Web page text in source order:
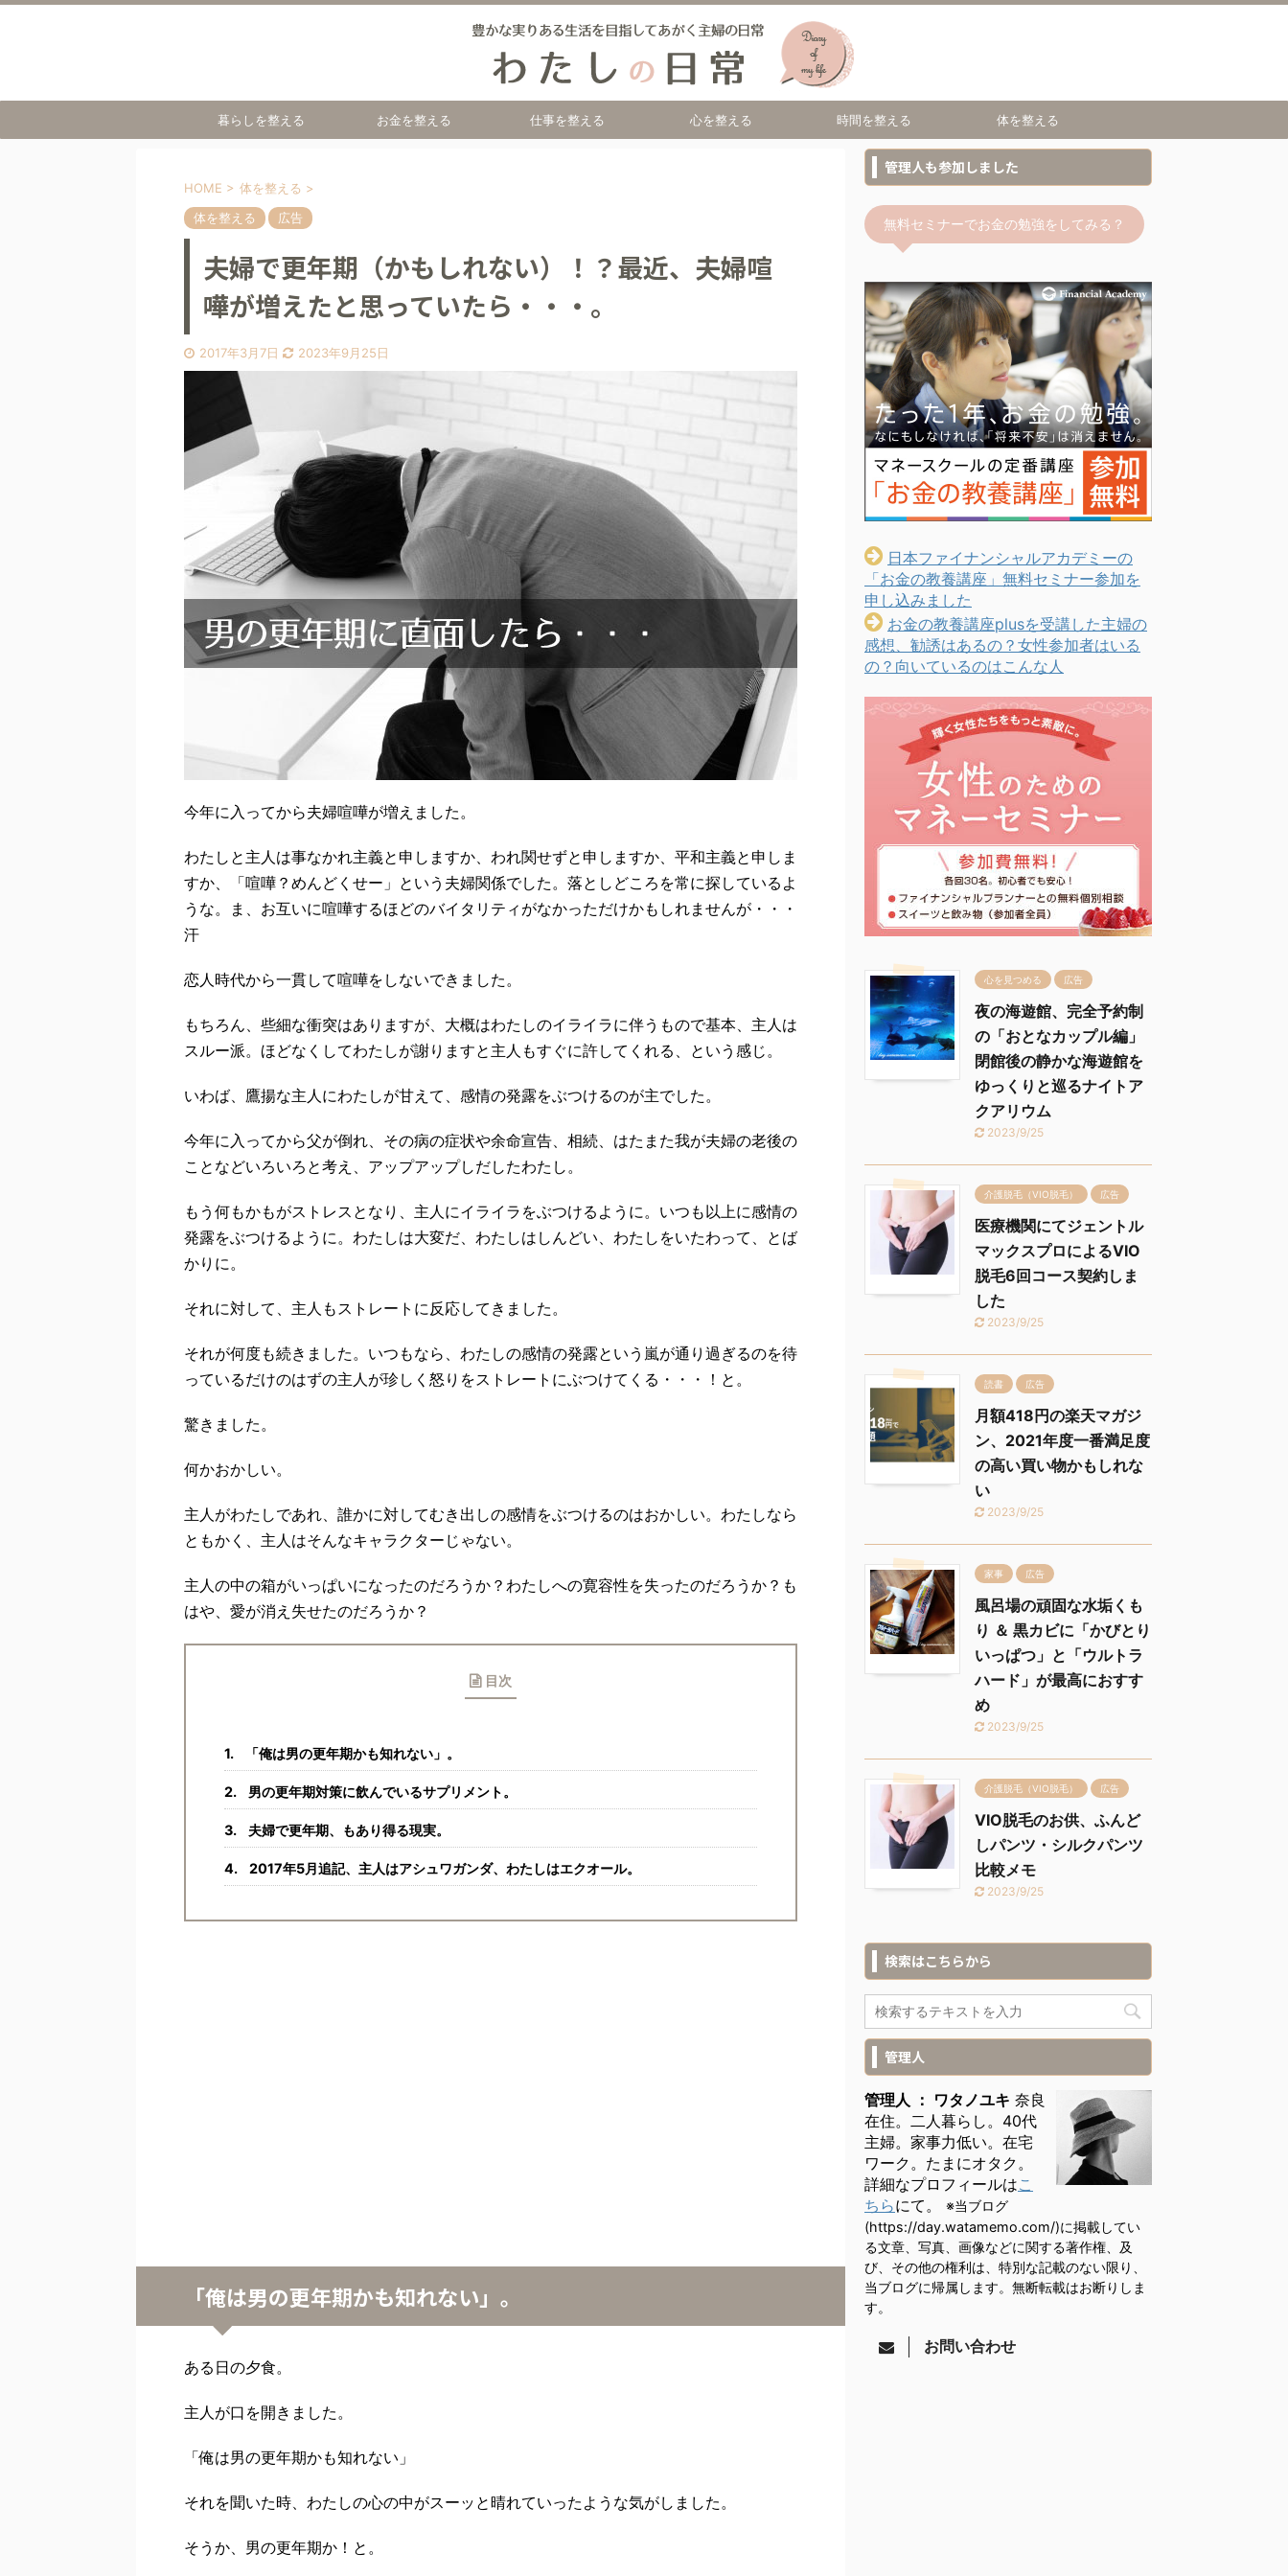
暮らしを整える お金を整える 仕事を整える 心を整える 時間を整える 体を整える
HOME > 体を整える >
体を整える
広告
夫婦で更年期（かもしれない）！？最近、夫婦喧
嘩が増えたと思っていたら・・・。
2017年3月7日 2023年9月25日
今年に入ってから夫婦喧嘩が増えました。
わたしと主人は事なかれ主義と申しますか、われ関せずと申しますか、平和主義と申しま
すか、「喧嘩？めんどくせー」という夫婦関係でした。落としどころを常に探しているよ
うな。ま、お互いに喧嘩するほどのバイタリティがなかっただけかもしれませんが・・・
汗
恋人時代から一貫して喧嘩をしないできました。
もちろん、些細な衝突はありますが、大概はわたしのイライラに伴うもので基本、主人は
スルー派。ほどなくしてわたしが謝りますと主人もすぐに許してくれる、という感じ。
いわば、鷹揚な主人にわたしが甘えて、感情の発露をぶつけるのが主でした。
今年に入ってから父が倒れ、その病の症状や余命宣告、相続、はたまた我が夫婦の老後の
ことなどいろいろと考え、アップアップしだしたわたし。
もう何もかもがストレスとなり、主人にイライラをぶつけるように。いつも以上に感情の
発露をぶつけるように。わたしは大変だ、わたしはしんどい、わたしをいたわって、とば
かりに。
それに対して、主人もストレートに反応してきました。
それが何度も続きました。いつもなら、わたしの感情の発露という嵐が通り過ぎるのを待
っているだけのはずの主人が珍しく怒りをストレートにぶつけてくる・・・！と。
驚きました。
何かおかしい。
主人がわたしであれ、誰かに対してむき出しの感情をぶつけるのはおかしい。わたしなら
ともかく、主人はそんなキャラクターじゃない。
主人の中の箱がいっぱいになったのだろうか？わたしへの寛容性を失ったのだろうか？も
はや、愛が消え失せたのだろうか？
目次
「俺は男の更年期かも知れない」。
男の更年期対策に飲んでいるサプリメント。
夫婦で更年期、もあり得る現実。
2017年5月追記、主人はアシュワガンダ、わたしはエクオール。
「俺は男の更年期かも知れない」。
ある日の夕食。
主人が口を開きました。
「俺は男の更年期かも知れない」
それを聞いた時、わたしの心の中がスーッと晴れていったような気がしました。
そうか、男の更年期か！と。
管理人も参加しました
無料セミナーでお金の勉強をしてみる？
日本ファイナンシャルアカデミーの
「お金の教養講座」無料セミナー参加を
申し込みました
お金の教養講座plusを受講した主婦の
感想、勧誘はあるの？女性参加者はいる
の？向いているのはこんな人
心を見つめる 広告
夜の海遊館、完全予約制
の「おとなカップル編」
閉館後の静かな海遊館を
ゆっくりと巡るナイトア
クアリウム
2023/9/25
介護脱毛（VIO脱毛） 広告
医療機関にてジェントル
マックスプロによるVIO
脱毛6回コース契約しま
した
2023/9/25
読書 広告
月額418円の楽天マガジ
ン、2021年度一番満足度
の高い買い物かもしれな
い
2023/9/25
家事 広告
風呂場の頑固な水垢くも
り ＆ 黒カビに「かびとり
いっぱつ」と「ウルトラ
ハード」が最高におすす
め
2023/9/25
介護脱毛（VIO脱毛） 広告
VIO脱毛のお供、ふんど
しパンツ・シルクパンツ
比較メモ
2023/9/25
検索はこちらから
管理人
管理人 ： ワタノユキ 奈良
在住。二人暮らし。40代
主婦。家事力低い。在宅
ワーク。たまにオタク。
詳細なプロフィールはこ
ちらにて。 ※当ブログ
(https://day.watamemo.com/)に掲載してい
る文章、写真、画像などに関する著作権、及
び、その他の権利は、特別な記載のない限り、
当ブログに帰属します。無断転載はお断りしま
す。
お問い合わせ